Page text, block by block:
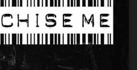
ZUSTIMMEN